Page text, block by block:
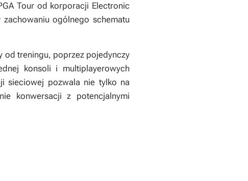
Tour od korporacji Electronic
ogólnego schematu
od treningu, poprzez pojedynczy
konsoli i multiplayerowych
sieciowej pozwala nie tylko na
konwersacji z potencjalnymi